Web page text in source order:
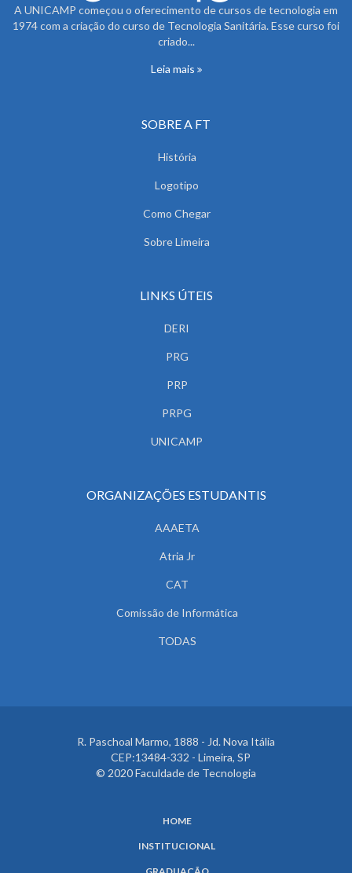
A UNICAMP começou o oferecimento de cursos de tecnologia em
1974 com a criação do curso de Tecnologia Sanitária. Esse curso foi
criado...
Leia mais
SOBRE A FT
História
Logotipo
Como Chegar
Sobre Limeira
LINKS ÚTEIS
DERI
PRG
PRP
PRPG
UNICAMP
ORGANIZAÇÕES ESTUDANTIS
AAAETA
Atria Jr
CAT
Comissão de Informática
TODAS
R. Paschoal Marmo, 1888 - Jd. Nova Itália
CEP:13484-332 - Limeira, SP
© 2020 Faculdade de Tecnologia
HOME
INSTITUCIONAL